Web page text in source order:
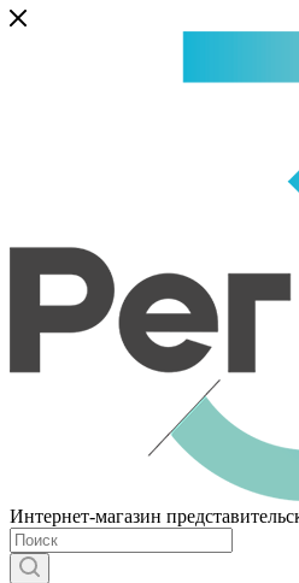
Интернет-магазин